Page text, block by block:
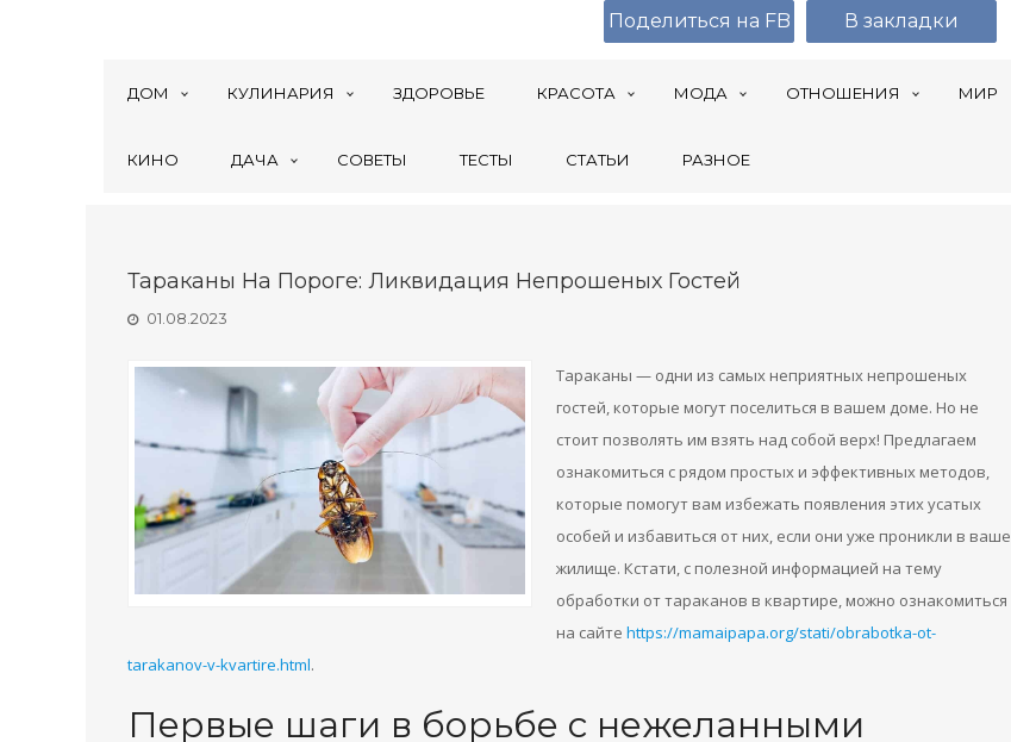
ДОМ КУЛИНАРИЯ ЗДОРОВЬЕ КРАСОТА МОДА ОТНОШЕНИЯ МИР
КИНО ДАЧА СОВЕТЫ ТЕСТЫ СТАТЬИ РАЗНОЕ
Тараканы На Пороге: Ликвидация Непрошеных Гостей
01.08.2023
Тараканы — одни из самых неприятных непрошеных
гостей, которые могут поселиться в вашем доме. Но не
стоит позволять им взять над собой верх! Предлагаем
ознакомиться с рядом простых и эффективных методов,
которые помогут вам избежать появления этих усатых
особей и избавиться от них, если они уже проникли в ваше
жилище. Кстати, с полезной информацией на тему
обработки от тараканов в квартире, можно ознакомиться
на сайте https://mamaipapa.org/stati/obrabotka-ot-
tarakanov-v-kvartire.html.
Первые шаги в борьбе с нежеланными
Поделиться на FB В закладки